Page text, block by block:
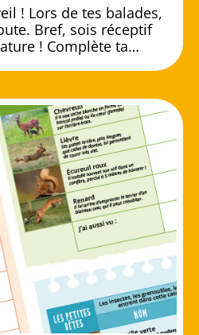
! Lors de tes balades,
Bref, sois réceptif
! Complète ta…